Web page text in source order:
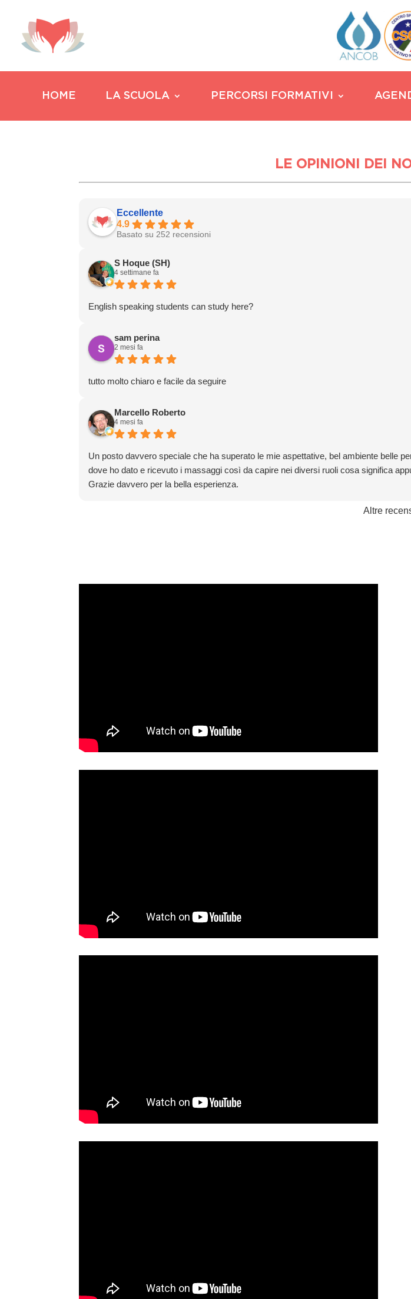
HOME LA SCUOLA PERCORSI FORMATIVI
LE OPINIONI DEI
Eccellente
4.9
Basato su 252 recensioni
S Hoque (SH)
4 settimane fa
English speaking students can study here?
sam perina
2 mesi fa
tutto molto chiaro e facile da seguire
Marcello Roberto
4 mesi fa
Un posto davvero speciale che ha superato le mie aspettative, bel ambiente belle
dove ho dato e ricevuto i massaggi così da capire nei diversi ruoli cosa significa
Grazie davvero per la bella esperienza.
Altre